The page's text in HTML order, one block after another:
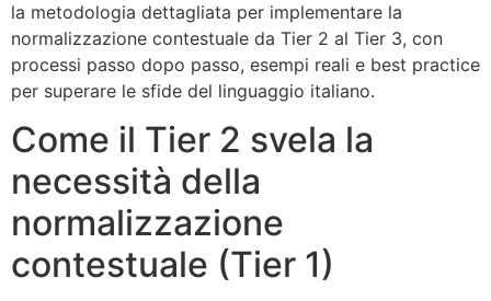
la metodologia dettagliata per implementare la
normalizzazione contestuale da Tier 2 al Tier 3, con
processi passo dopo passo, esempi reali e best practice
per superare le sfide del linguaggio italiano.
Come il Tier 2 svela la
necessità della
normalizzazione
contestuale (Tier 1)